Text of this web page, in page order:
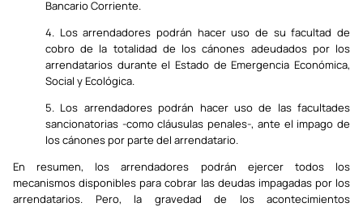
Bancario Corriente.
4. Los arrendadores podrán hacer uso de su facultad de
cobro de la totalidad de los cánones adeudados por los
arrendatarios durante el Estado de Emergencia Económica,
Social y Ecológica.
5. Los arrendadores podrán hacer uso de las facultades
sancionatorias -como cláusulas penales-, ante el impago de
los cánones por parte del arrendatario.
En resumen, los arrendadores podrán ejercer todos los
mecanismos disponibles para cobrar las deudas impagadas por los
arrendatarios. Pero, la gravedad de los acontecimientos